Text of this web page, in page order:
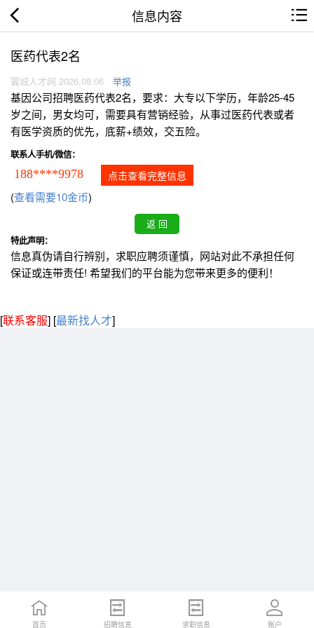
信息内容
医药代表2名
翼城人才网 2026.08.06 举报
基因公司招聘医药代表2名，要求：大专以下学历，年龄25-45
岁之间，男女均可，需要具有营销经验，从事过医药代表或者
有医学资质的优先，底薪+绩效，交五险。
联系人手机/微信：
188****9978 点击查看完整信息
(查看需要10金币)
特此声明：
信息真伪请自行辨别，求职应聘须谨慎，网站对此不承担任何
保证或连带责任! 希望我们的平台能为您带来更多的便利！
[联系客服] [最新找人才]
首页 招聘信息 求职信息 账户